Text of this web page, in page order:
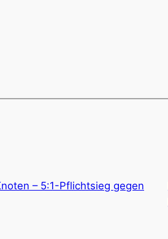
– 5:1-Pflichtsieg gegen